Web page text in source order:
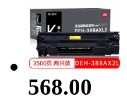
568.00